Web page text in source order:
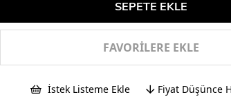
FAVORILERE EKLE
İstek Listeme Ekle Fiyat Düşünce